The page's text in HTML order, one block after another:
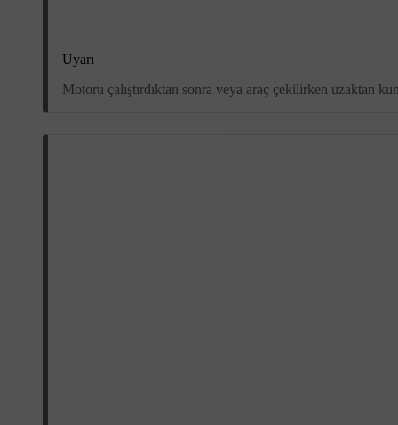
Uyarı
Motoru çalıştırdıktan sonra veya araç çekilirken uzaktan